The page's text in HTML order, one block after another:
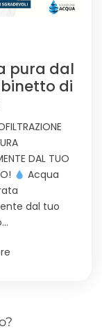
pura dal
di
DAL TUO
Acqua
dal tuo